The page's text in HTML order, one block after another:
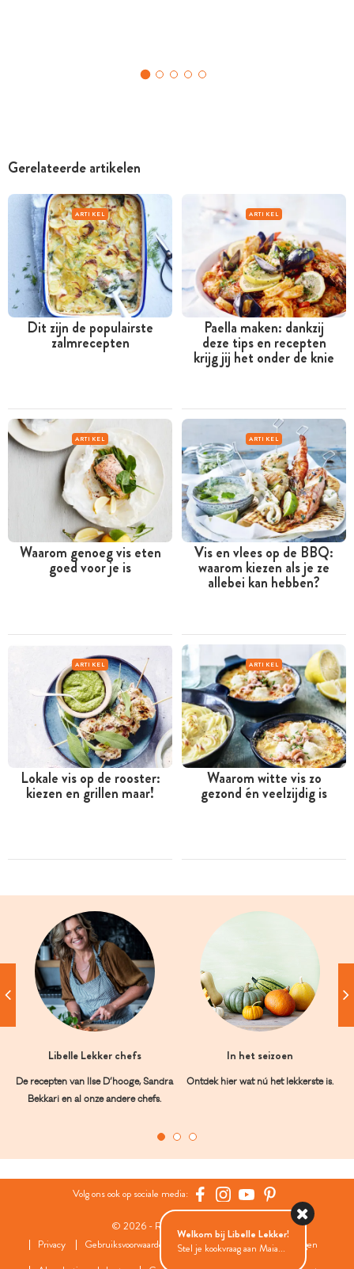
Gerelateerde artikelen
ARTIKEL
Dit zijn de populairste
zalmrecepten
ARTIKEL
Paella maken: dankzij
deze tips en recepten
krijg jij het onder de knie
ARTIKEL
Waarom genoeg vis eten
goed voor je is
ARTIKEL
Vis en vlees op de BBQ:
waarom kiezen als je ze
allebei kan hebben?
ARTIKEL
Lokale vis op de rooster:
kiezen en grillen maar!
ARTIKEL
Waarom witte vis zo
gezond én veelzijdig is
Libelle Lekker chefs
De recepten van Ilse D’hooge, Sandra
Bekkari en al onze andere chefs.
In het seizoen
Ontdek hier wat nú het lekkerste is.
Volg ons ook op sociale media:
© 2026 - Roularta Media Group
Privacy
Gebruiksvoorwaarden Cookies
Cookies instellingen
Welkom bij Libelle Lekker!
Stel je kookvraag aan Maia...